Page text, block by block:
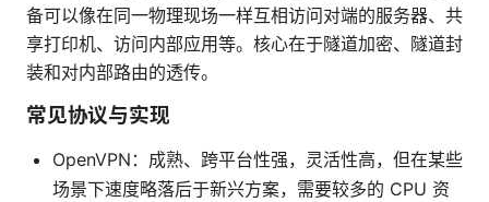
备可以像在同一物理现场一样互相访问对端的服务器、共
享打印机、访问内部应用等。核心在于隧道加密、隧道封
装和对内部路由的透传。
常见协议与实现
OpenVPN：成熟、跨平台性强，灵活性高，但在某些
场景下速度略落后于新兴方案，需要较多的 CPU 资